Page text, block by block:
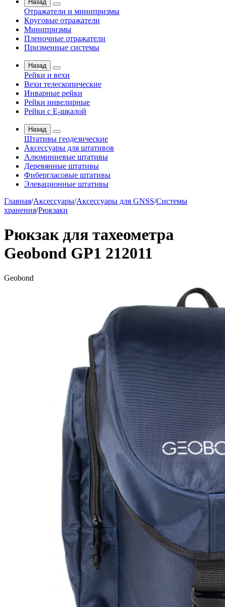
Назад
Отражатели и минипризмы
Круговые отражатели
Минипризмы
Пленочные отражатели
Призменные системы
Назад
Рейки и вехи
Вехи телескопические
Инварные рейки
Рейки нивелирные
Рейки с Е-шкалой
Назад
Штативы геодезические
Аксессуары для штативов
Алюминиевые штативы
Деревянные штативы
Фибергласовые штативы
Элевационные штативы
Главная/Аксессуары/Аксессуары для GNSS/Системы
хранения/Рюкзаки
Рюкзак для тахеометра
Geobond GP1 212011
Geobond